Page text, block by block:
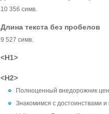
10 356 симв.
Длина текста без пробелов
9 527 симв.
<H1>
<H2>
Полноценный внедорожник
Знакомимся с достоинствами